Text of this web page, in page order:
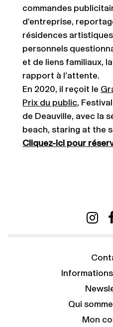
commandes
d’entreprise,
résidences
personnels
et de liens familiaux,
rapport à l’attente.
En 2020, il reçoit le
Prix du public,
de Deauville, avec la
beach, staring at the
Cliquez-ici pour
Qui
Mon